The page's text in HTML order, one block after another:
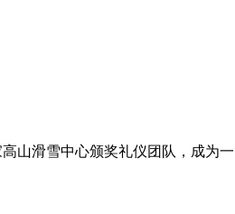
山滑雪中心颁奖礼仪团队，成为一